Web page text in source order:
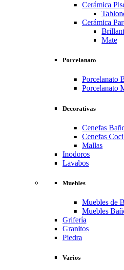
Cerámica
Cerámica
Mate
Porcelanato
Porcelanato
Porcelanato
Decorativas
Cenefas
Cenefas
Mallas
Inodoros
Lavabos
Muebles
Muebles de
Muebles
Grifería
Granitos
Piedra
Varios